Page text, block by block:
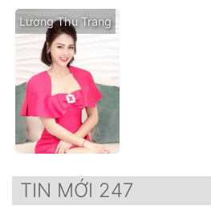
Lương Thu Trang
TIN MỚI 247